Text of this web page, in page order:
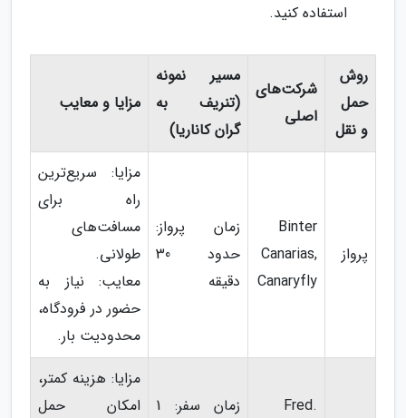
استفاده کنید.
روش
حمل
و نقل
شرکت‌های
اصلی
مسیر نمونه
(تنریف به
گران کاناریا)
مزایا و معایب
پرواز
Binter
Canarias,
Canaryfly
زمان پرواز:
حدود 30
دقیقه
مزایا: سریع‌ترین
راه برای
مسافت‌های
طولانی.
معایب: نیاز به
حضور در فرودگاه،
محدودیت بار.
Fred.
زمان سفر: 1
مزایا: هزینه کمتر،
امکان حمل